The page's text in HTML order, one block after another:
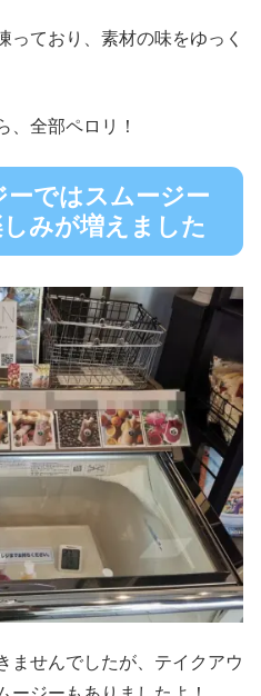
っており、素材の味をゆっく
、全部ペロリ！
ではスムージー
みが増えました
ませんでしたが、テイクアウ